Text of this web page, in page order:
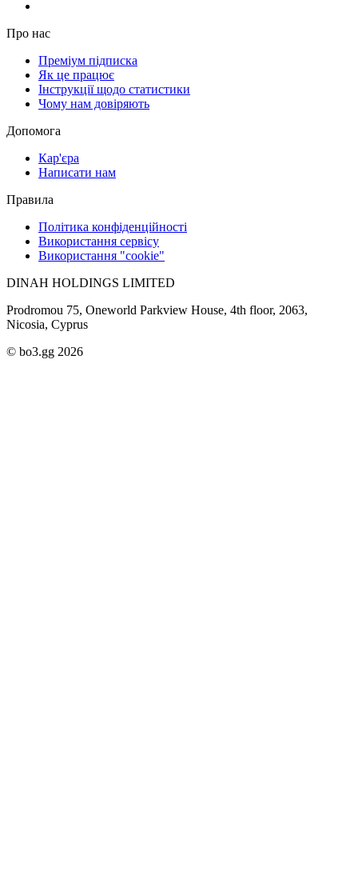
Про нас
Преміум підписка
Як це працює
Інструкції щодо статистики
Чому нам довіряють
Допомога
Кар'єра
Написати нам
Правила
Політика конфіденційності
Використання сервісу
Використання "cookie"
DINAH HOLDINGS LIMITED
Prodromou 75, Oneworld Parkview House, 4th floor, 2063,
Nicosia, Cyprus
© bo3.gg 2026